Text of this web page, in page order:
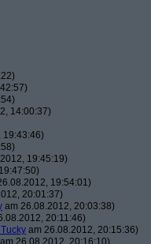
14:00:37)
19:43:46)
19:45:19)
19:54:01)
20:01:37)
am 26.08.2012, 20:03:38)
20:11:46)
am 26.08.2012, 20:15:36)
am 26.08.2012, 20:16:10)